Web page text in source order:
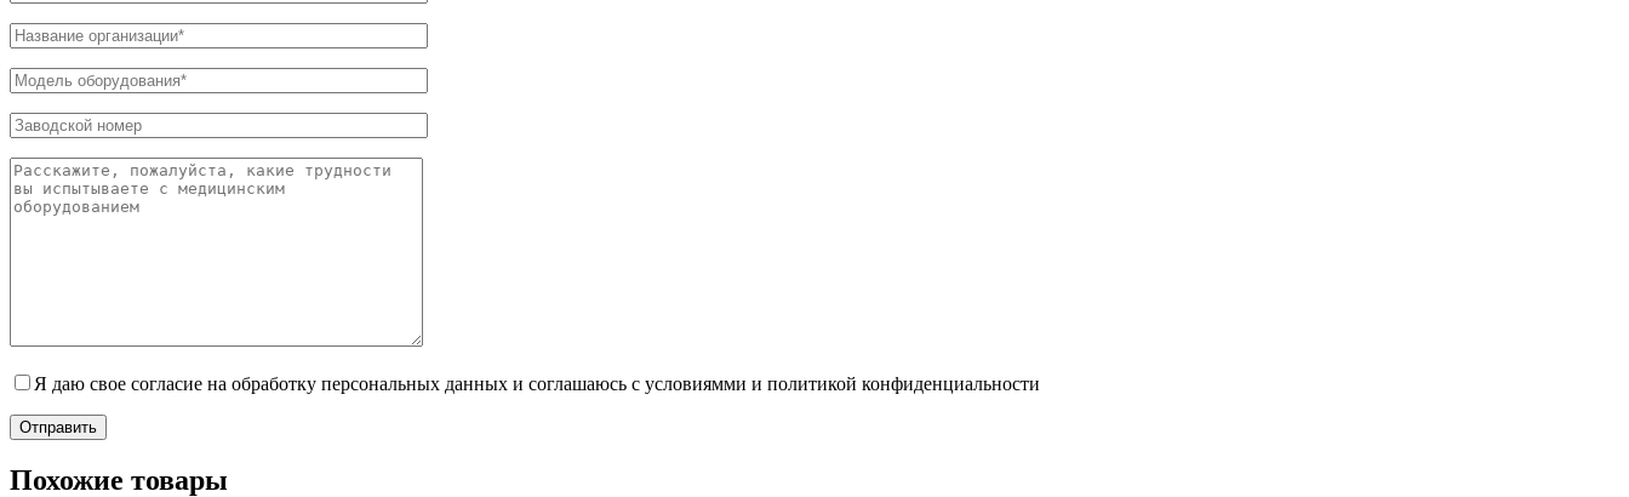
Я даю свое согласие на обработку персональных данных и соглашаюсь с условиямми и политикой конфиденциальности
Отправить
Похожие товары